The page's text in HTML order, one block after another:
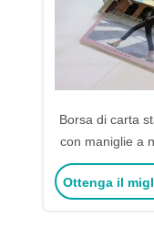
Borsa di carta
con maniglie a
da shopping
Ottenga il